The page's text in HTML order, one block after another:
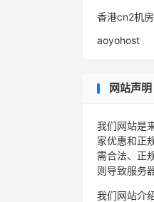
aoyohost
网站声明
我们网站是
家优惠和正
需合法、正
则导致服务
我们网站介